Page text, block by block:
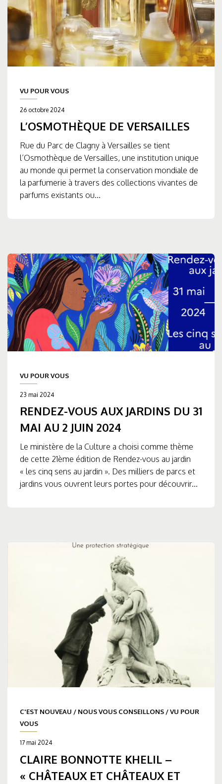
VU POUR VOUS
26 octobre 2024
L’OSMOTHÈQUE DE VERSAILLES
Rue du Parc de Clagny à Versailles se tient
l’Osmothèque de Versailles, une institution unique
au monde qui permet la conservation mondiale de
la parfumerie à travers des collections vivantes de
parfums existants ou...
VU POUR VOUS
23 mai 2024
RENDEZ-VOUS AUX JARDINS DU 31
MAI AU 2 JUIN 2024
Le ministère de la Culture a choisi comme thème
de cette 21ème édition de Rendez-vous au jardin
« les cinq sens au jardin ». Des milliers de parcs et
jardins vous ouvrent leurs portes pour découvrir...
C'EST NOUVEAU / NOUS VOUS CONSEILLONS /VU POUR
VOUS
17 mai 2024
CLAIRE BONNOTTE KHELIL –
« CHÂTEAUX ET CHÂTEAUX ET